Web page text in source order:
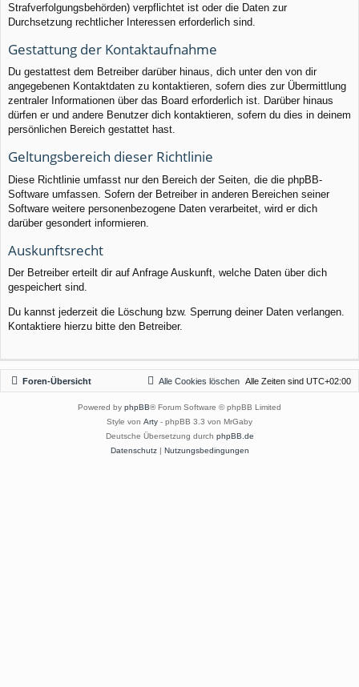
Strafverfolgungsbehörden) verpflichtet ist oder die Daten zur
Durchsetzung rechtlicher Interessen erforderlich sind.
Gestattung der Kontaktaufnahme
Du gestattest dem Betreiber darüber hinaus, dich unter den von dir
angegebenen Kontaktdaten zu kontaktieren, sofern dies zur Übermittlung
zentraler Informationen über das Board erforderlich ist. Darüber hinaus
dürfen er und andere Benutzer dich kontaktieren, sofern du dies in deinem
persönlichen Bereich gestattet hast.
Geltungsbereich dieser Richtlinie
Diese Richtlinie umfasst nur den Bereich der Seiten, die die phpBB-
Software umfassen. Sofern der Betreiber in anderen Bereichen seiner
Software weitere personenbezogene Daten verarbeitet, wird er dich
darüber gesondert informieren.
Auskunftsrecht
Der Betreiber erteilt dir auf Anfrage Auskunft, welche Daten über dich
gespeichert sind.
Du kannst jederzeit die Löschung bzw. Sperrung deiner Daten verlangen.
Kontaktiere hierzu bitte den Betreiber.
Foren-Übersicht Alle Zeiten sind UTC+02:00
Alle Cookies löschen
Powered by phpBB® Forum Software © phpBB Limited
Style von Arty - phpBB 3.3 von MrGaby
Deutsche Übersetzung durch phpBB.de
Datenschutz| Nutzungsbedingungen